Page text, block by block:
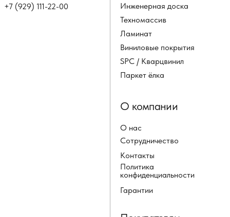
Инженерная доска
Техномассив
+7 (929) 111-22-00
Ламинат
Виниловые покрытия
SPC / Кварцвинил
Паркет ёлка
О нас
Сотрудничество
Контакты
Политика
конфиденциальности
О компании
Гарантии